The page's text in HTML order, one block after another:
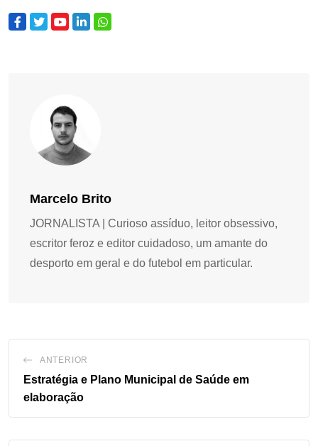
Marcelo Brito
JORNALISTA | Curioso assíduo, leitor obsessivo,
escritor feroz e editor cuidadoso, um amante do
desporto em geral e do futebol em particular.
ANTERIOR
Estratégia e Plano Municipal de Saúde em
elaboração